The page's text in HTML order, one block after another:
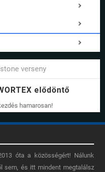
verseny
elődöntő
hamarosan!
óta a közösségért! Nálunk
sem, és itt mindent megtalálsz